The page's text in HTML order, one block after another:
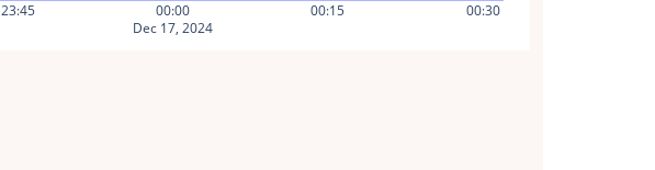
23:45 00:00
Dec 17, 2024
00:15 00:30